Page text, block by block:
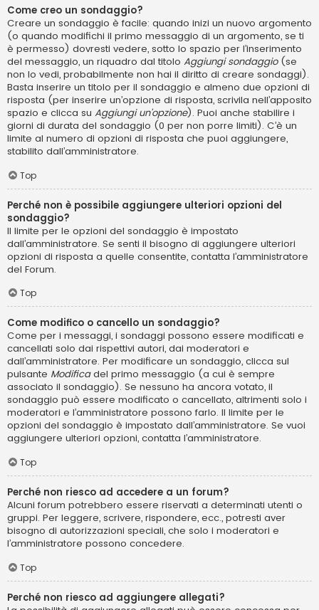
Come creo un sondaggio?
Creare un sondaggio è facile: quando inizi un nuovo argomento
(o quando modifichi il primo messaggio di un argomento, se ti
è permesso) dovresti vedere, sotto lo spazio per l’inserimento
del messaggio, un riquadro dal titolo Aggiungi sondaggio(se
non lo vedi, probabilmente non hai il diritto di creare sondaggi).
Basta inserire un titolo per il sondaggio e almeno due opzioni di
risposta (per inserire un’opzione di risposta, scrivila nell’apposito
spazio e clicca su Aggiungi un’opzione). Puoi anche stabilire i
giorni di durata del sondaggio (0 per non porre limiti). C’è un
limite al numero di opzioni di risposta che puoi aggiungere,
stabilito dall’amministratore.
Top
Perché non è possibile aggiungere ulteriori opzioni del
sondaggio?
Il limite per le opzioni del sondaggio è impostato
dall’amministratore. Se senti il bisogno di aggiungere ulteriori
opzioni di risposta a quelle consentite, contatta l’amministratore
del Forum.
Top
Come modifico o cancello un sondaggio?
Come per i messaggi, i sondaggi possono essere modificati e
cancellati solo dai rispettivi autori, dai moderatori e
dall’amministratore. Per modificare un sondaggio, clicca sul
pulsante Modificadel primo messaggio (a cui è sempre
associato il sondaggio). Se nessuno ha ancora votato, il
sondaggio può essere modificato o cancellato, altrimenti solo i
moderatori e l’amministratore possono farlo. Il limite per le
opzioni del sondaggio è impostato dall’amministratore. Se vuoi
aggiungere ulteriori opzioni, contatta l’amministratore.
Top
Perché non riesco ad accedere a un forum?
Alcuni forum potrebbero essere riservati a determinati utenti o
gruppi. Per leggere, scrivere, rispondere, ecc., potresti aver
bisogno di autorizzazioni speciali, che solo i moderatori e
l’amministratore possono concedere.
Top
Perché non riesco ad aggiungere allegati?